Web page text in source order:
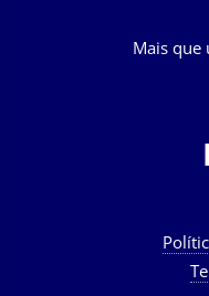
Mais que